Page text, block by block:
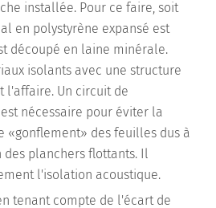
installée. Pour ce faire, soit
en polystyrène expansé est
découpé en laine minérale.
isolants avec une structure
l'affaire. Un circuit de
nécessaire pour éviter la
«gonflement» des feuilles dus à
des planchers flottants. Il
l'isolation acoustique.
tenant compte de l'écart de